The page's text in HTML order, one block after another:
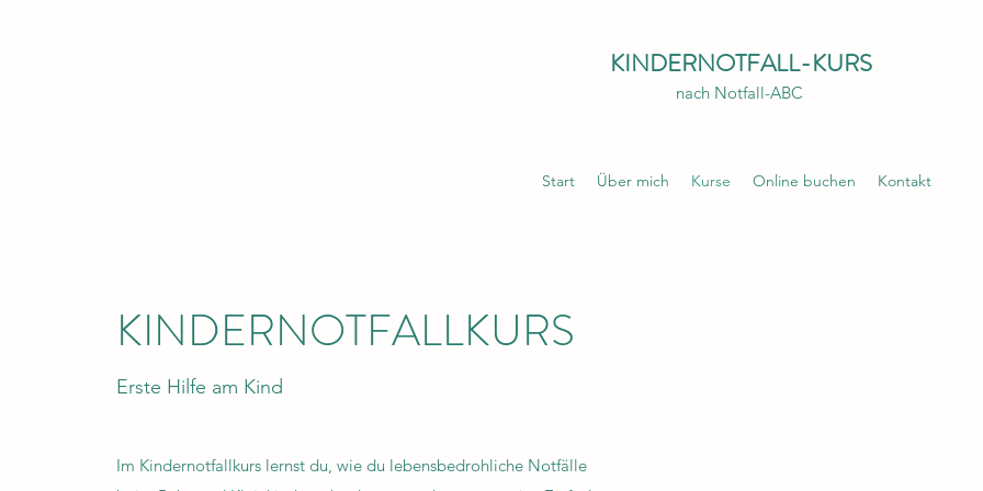
KINDERNOTFALL-KURS
nach Notfall-ABC
Start Über mich Kurse Online buchen Kontakt
KINDERNOTFALLKURS
Erste Hilfe am Kind
Im Kindernotfallkurs lernst du, wie du lebensbedrohliche Notfälle